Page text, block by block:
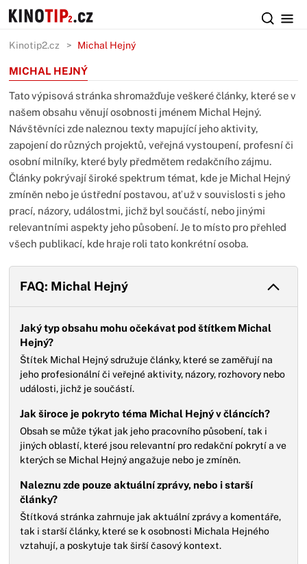
Kinotip2.cz Michal Hejný
MICHAL HEJNÝ
Tato výpisová stránka shromažďuje veškeré články, které se v
našem obsahu věnují osobnosti jménem Michal Hejný.
Návštěvníci zde naleznou texty mapující jeho aktivity,
zapojení do různých projektů, veřejná vystoupení, profesní či
osobní milníky, které byly předmětem redakčního zájmu.
Články pokrývají široké spektrum témat, kde je Michal Hejný
zmíněn nebo je ústřední postavou, ať už v souvislosti s jeho
prací, názory, událostmi, jichž byl součástí, nebo jinými
relevantními aspekty jeho působení. Je to místo pro přehled
všech publikací, kde hraje roli tato konkrétní osoba.
FAQ: Michal Hejný
Jaký typ obsahu mohu očekávat pod štítkem Michal
Hejný?
Štítek Michal Hejný sdružuje články, které se zaměřují na
jeho profesionální či veřejné aktivity, názory, rozhovory nebo
události, jichž je součástí.
Jak široce je pokryto téma Michal Hejný v článcích?
Obsah se může týkat jak jeho pracovního působení, tak i
jiných oblastí, které jsou relevantní pro redakční pokrytí a ve
kterých se Michal Hejný angažuje nebo je zmíněn.
Naleznu zde pouze aktuální zprávy, nebo i starší
články?
Štítková stránka zahrnuje jak aktuální zprávy a komentáře,
tak i starší články, které se k osobnosti Michala Hejného
vztahují, a poskytuje tak širší časový kontext.